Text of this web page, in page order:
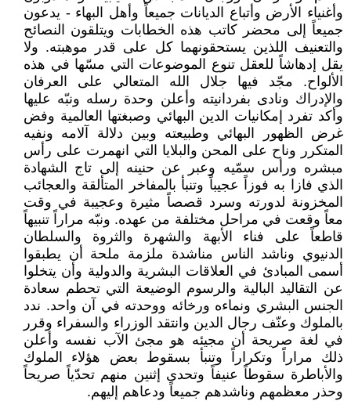
وأغنياء الأرض وأتباع الديانات جميعاً وأهل البهاء - يدعون
جميعاً إلى محضر كاتب هذه الخطابات ويتلقون النصائح
والتعنيف اللذين يستحقونهما كل على قدر موهبته. ولا
يقل إدهاشاً للعقل تنوع الموضوعات التي مسّها في هذه
الألواح. مجّد فيها جلال الله المتعالي على العرفان
والإدراك ونادى بفردانيته وأعلن وحدة رسله ونبّه عليها
وأكد تفرد إمكانيات الدين البهائي وصبغتها العالمية وفض
غرض الظهور البهائي وطبيعته وبين دلالة آلامه ونفيه
المتكرر وناح على المحن والبلايا التي انهمرت على رأس
مبشره ورأس سمّيه وعبر عن حنينه إلى تاج الشهادة
الذي فازا به فوزاً عجيباً وتنبأ بالمفاخر المتألقة والعجائب
المخزونة لدورته وسرد قصصاً مثيرة وعجيبة في وقت
معاً وقعت في مراحل مختلفة من عهده. ونبّه مراراً تنبيهاً
قاطعاً على فناء الأبهة والشهرة والثروة والسلطان
الدنيوي وناشد الناس مناشدة ملزمة ملحة أن يطبقوا
أسمى المبادئ في العلاقات البشرية والدولية وأن يتخلوا
عن التقاليد البالية والرسوم الوضيعة التي تحطم سعادة
الجنس البشري ونماءه ورخائه ووحدته في آن واحد. ندد
بالملوك وعنّف رجال الدين وانتقد الوزراء والسفراء وقرر
في لغة صريحة أن مجيئه هو مجئ الآب نفسه وأعلن
ذلك مراراً وتكراراً وتنبأ بسقوط بعض هؤلاء الملوك
والأباطرة سقوطاً عنيفاً وتحدى إثنين منهم تحدّياً صريحاً
وحذر معظمهم وناشدهم جميعاً ودعاهم إليهم.